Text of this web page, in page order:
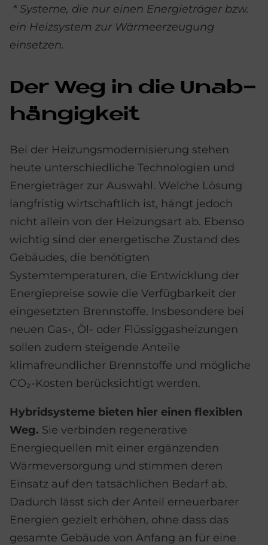
* Systeme, die nur einen Energieträger bzw.
ein Heizsystem zur Wärmeerzeugung
einsetzen.
Der Weg in die Un­ab­
hän­gig­keit
Bei der Heizungsmodernisierung stehen
heute unterschiedliche Technologien und
Energieträger zur Auswahl. Welche Lösung
langfristig wirtschaftlich ist, hängt jedoch
nicht allein von der Heizungsart ab. Ebenso
wichtig sind der energetische Zustand des
Gebäudes, die benötigten
Systemtemperaturen, die Entwicklung der
Energiepreise sowie die Verfügbarkeit der
eingesetzten Brennstoffe. Insbesondere bei
neuen Gas-, Öl- oder Flüssiggasheizungen
sollen zudem steigende Anteile
klimafreundlicher Brennstoffe und mögliche
CO₂-Kosten berücksichtigt werden.
Hybridsysteme bieten hier einen flexiblen
Weg. Sie verbinden regenerative
Energiequellen mit einer ergänzenden
Wärmeversorgung und stimmen deren
Einsatz auf den tatsächlichen Bedarf ab.
Dadurch lässt sich der Anteil erneuerbarer
Energien gezielt erhöhen, ohne dass das
gesamte Gebäude von Anfang an für eine